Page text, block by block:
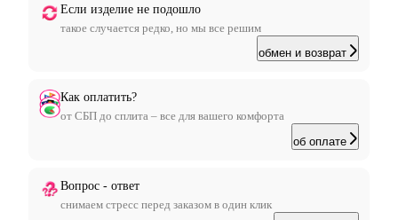
Если изделие не подошло
такое случается редко, но мы все решим
обмен и возврат
Как оплатить?
от СБП до сплита – все для вашего комфорта
об оплате
Вопрос - ответ
снимаем стресс перед заказом в один клик